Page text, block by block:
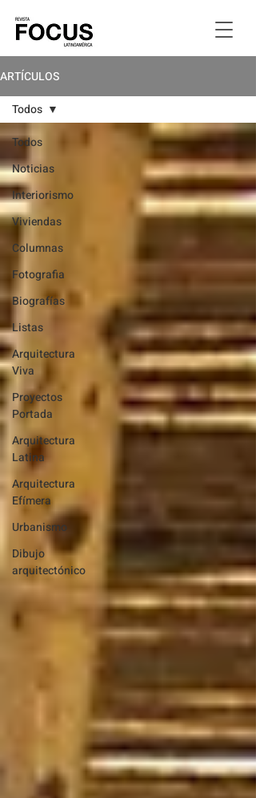
ARTÍCULOS
Todos
Noticias
Interiorismo
Viviendas
Columnas
Fotografia
Biografías
Listas
Arquitectura
Viva
Proyectos
Portada
Arquitectura
Latina
Arquitectura
Efímera
Urbanismo
Dibujo
arquitectónico
Todos